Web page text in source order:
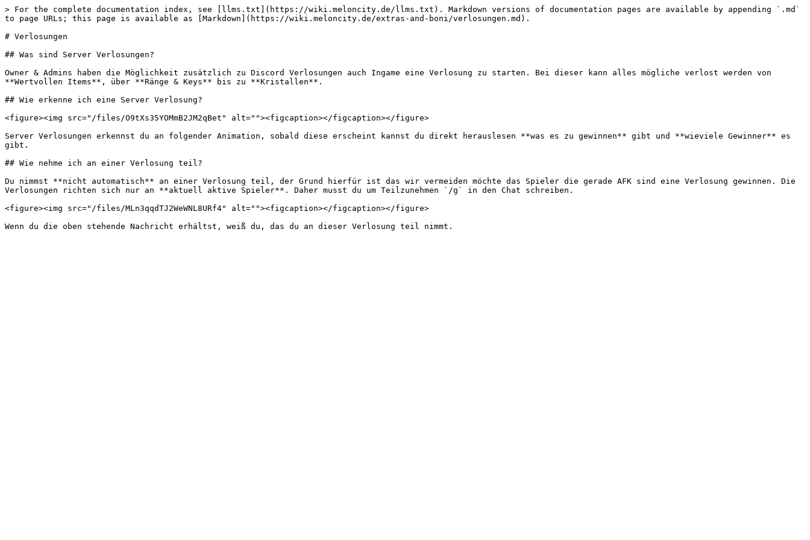
> For the complete documentation index, see [llms.txt](https://wiki.meloncity.de/llms.txt). Markdown versions of documentation pages are available by appending `.md`
to page URLs; this page is available as [Markdown](https://wiki.meloncity.de/extras-and-boni/verlosungen.md).
# Verlosungen
## Was sind Server Verlosungen?
Owner & Admins haben die Möglichkeit zusätzlich zu Discord Verlosungen auch Ingame eine Verlosung zu starten. Bei dieser kann alles mögliche verlost werden von
**Wertvollen Items**, über **Ränge & Keys** bis zu **Kristallen**.
## Wie erkenne ich eine Server Verlosung?
<figure><img src="/files/O9tXs35YOMmB2JM2qBet" alt=""><figcaption></figcaption></figure>
Server Verlosungen erkennst du an folgender Animation, sobald diese erscheint kannst du direkt herauslesen **was es zu gewinnen** gibt und **wieviele Gewinner** es
gibt.
## Wie nehme ich an einer Verlosung teil?
Du nimmst **nicht automatisch** an einer Verlosung teil, der Grund hierfür ist das wir vermeiden möchte das Spieler die gerade AFK sind eine Verlosung gewinnen. Die
Verlosungen richten sich nur an **aktuell aktive Spieler**. Daher musst du um Teilzunehmen `/g` in den Chat schreiben.
<figure><img src="/files/MLn3qqdTJ2WeWNL8URf4" alt=""><figcaption></figcaption></figure>